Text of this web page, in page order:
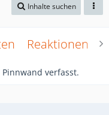
Inhalte suchen
Reaktionen
verfasst.